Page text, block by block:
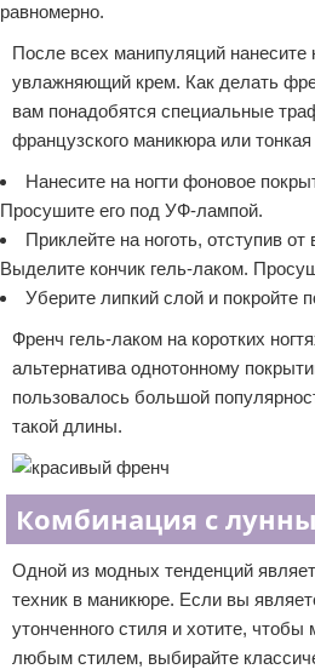
равномерно.
После всех манипуляций нанесите
увлажняющий крем. Как делать
вам понадобятся специальные
французского маникюра или тонкая
Нанесите на ногти фоновое
Просушите его под УФ-лампой.
Приклейте на ноготь, отступив от
Выделите кончик гель-лаком.
Уберите липкий слой и покройте
Френч гель-лаком на коротких
альтернатива однотонному
пользовалось большой
такой длины.
Комбинация с
Одной из модных тенденций
техник в маникюре. Если вы
утонченного стиля и хотите,
любым стилем, выбирайте